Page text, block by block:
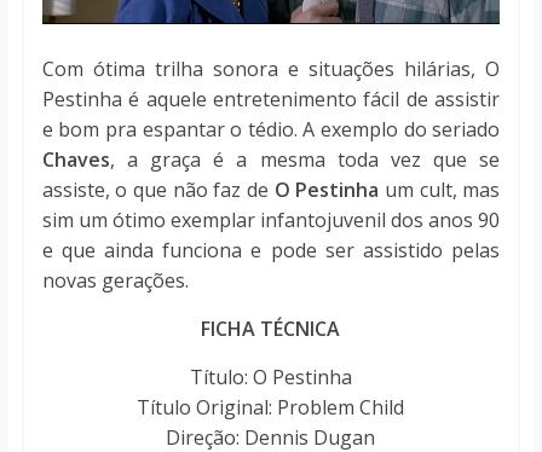
Com ótima trilha sonora e situações hilárias, O
Pestinha é aquele entretenimento fácil de assistir
e bom pra espantar o tédio. A exemplo do seriado
Chaves, a graça é a mesma toda vez que se
assiste, o que não faz de O Pestinha um cult, mas
sim um ótimo exemplar infantojuvenil dos anos 90
e que ainda funciona e pode ser assistido pelas
novas gerações.
FICHA TÉCNICA
Título: O Pestinha
Título Original: Problem Child
Direção: Dennis Dugan